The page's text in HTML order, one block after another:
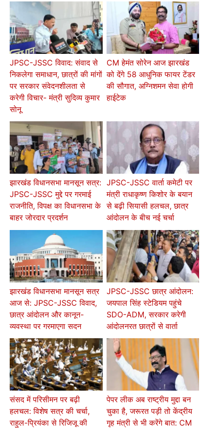
JPSC-JSSC विवाद: संवाद से
निकलेगा समाधान, छात्रों की मांगों
पर सरकार संवेदनशीलता से
करेगी विचार- मंत्री सुदिव्य कुमार
सोनू
CM हेमंत सोरेन आज झारखंड
को देंगे 58 आधुनिक फायर टेंडर
की सौगात, अग्निशमन सेवा होगी
हाईटेक
झारखंड विधानसभा मानसून सत्र:
JPSC-JSSC मुद्दे पर गरमाई
राजनीति, विपक्ष का विधानसभा के
बाहर जोरदार प्रदर्शन
JPSC-JSSC वार्ता कमेटी पर
मंत्री राधाकृष्ण किशोर के बयान
से बढ़ी सियासी हलचल, छात्र
आंदोलन के बीच नई चर्चा
झारखंड विधानसभा मानसून सत्र
आज से: JPSC-JSSC विवाद,
छात्र आंदोलन और कानून-
व्यवस्था पर गरमाएगा सदन
JPSC-JSSC छात्र आंदोलन:
जयपाल सिंह स्टेडियम पहुंचे
SDO-ADM, सरकार करेगी
आंदोलनरत छात्रों से वार्ता
संसद में परिसीमन पर बढ़ी
हलचल: विशेष सत्र की चर्चा,
राहुल-प्रियंका से रिजिजू की
पेपर लीक अब राष्ट्रीय मुद्दा बन
चुका है, जरूरत पड़ी तो केंद्रीय
गृह मंत्री से भी करेंगे बात: CM